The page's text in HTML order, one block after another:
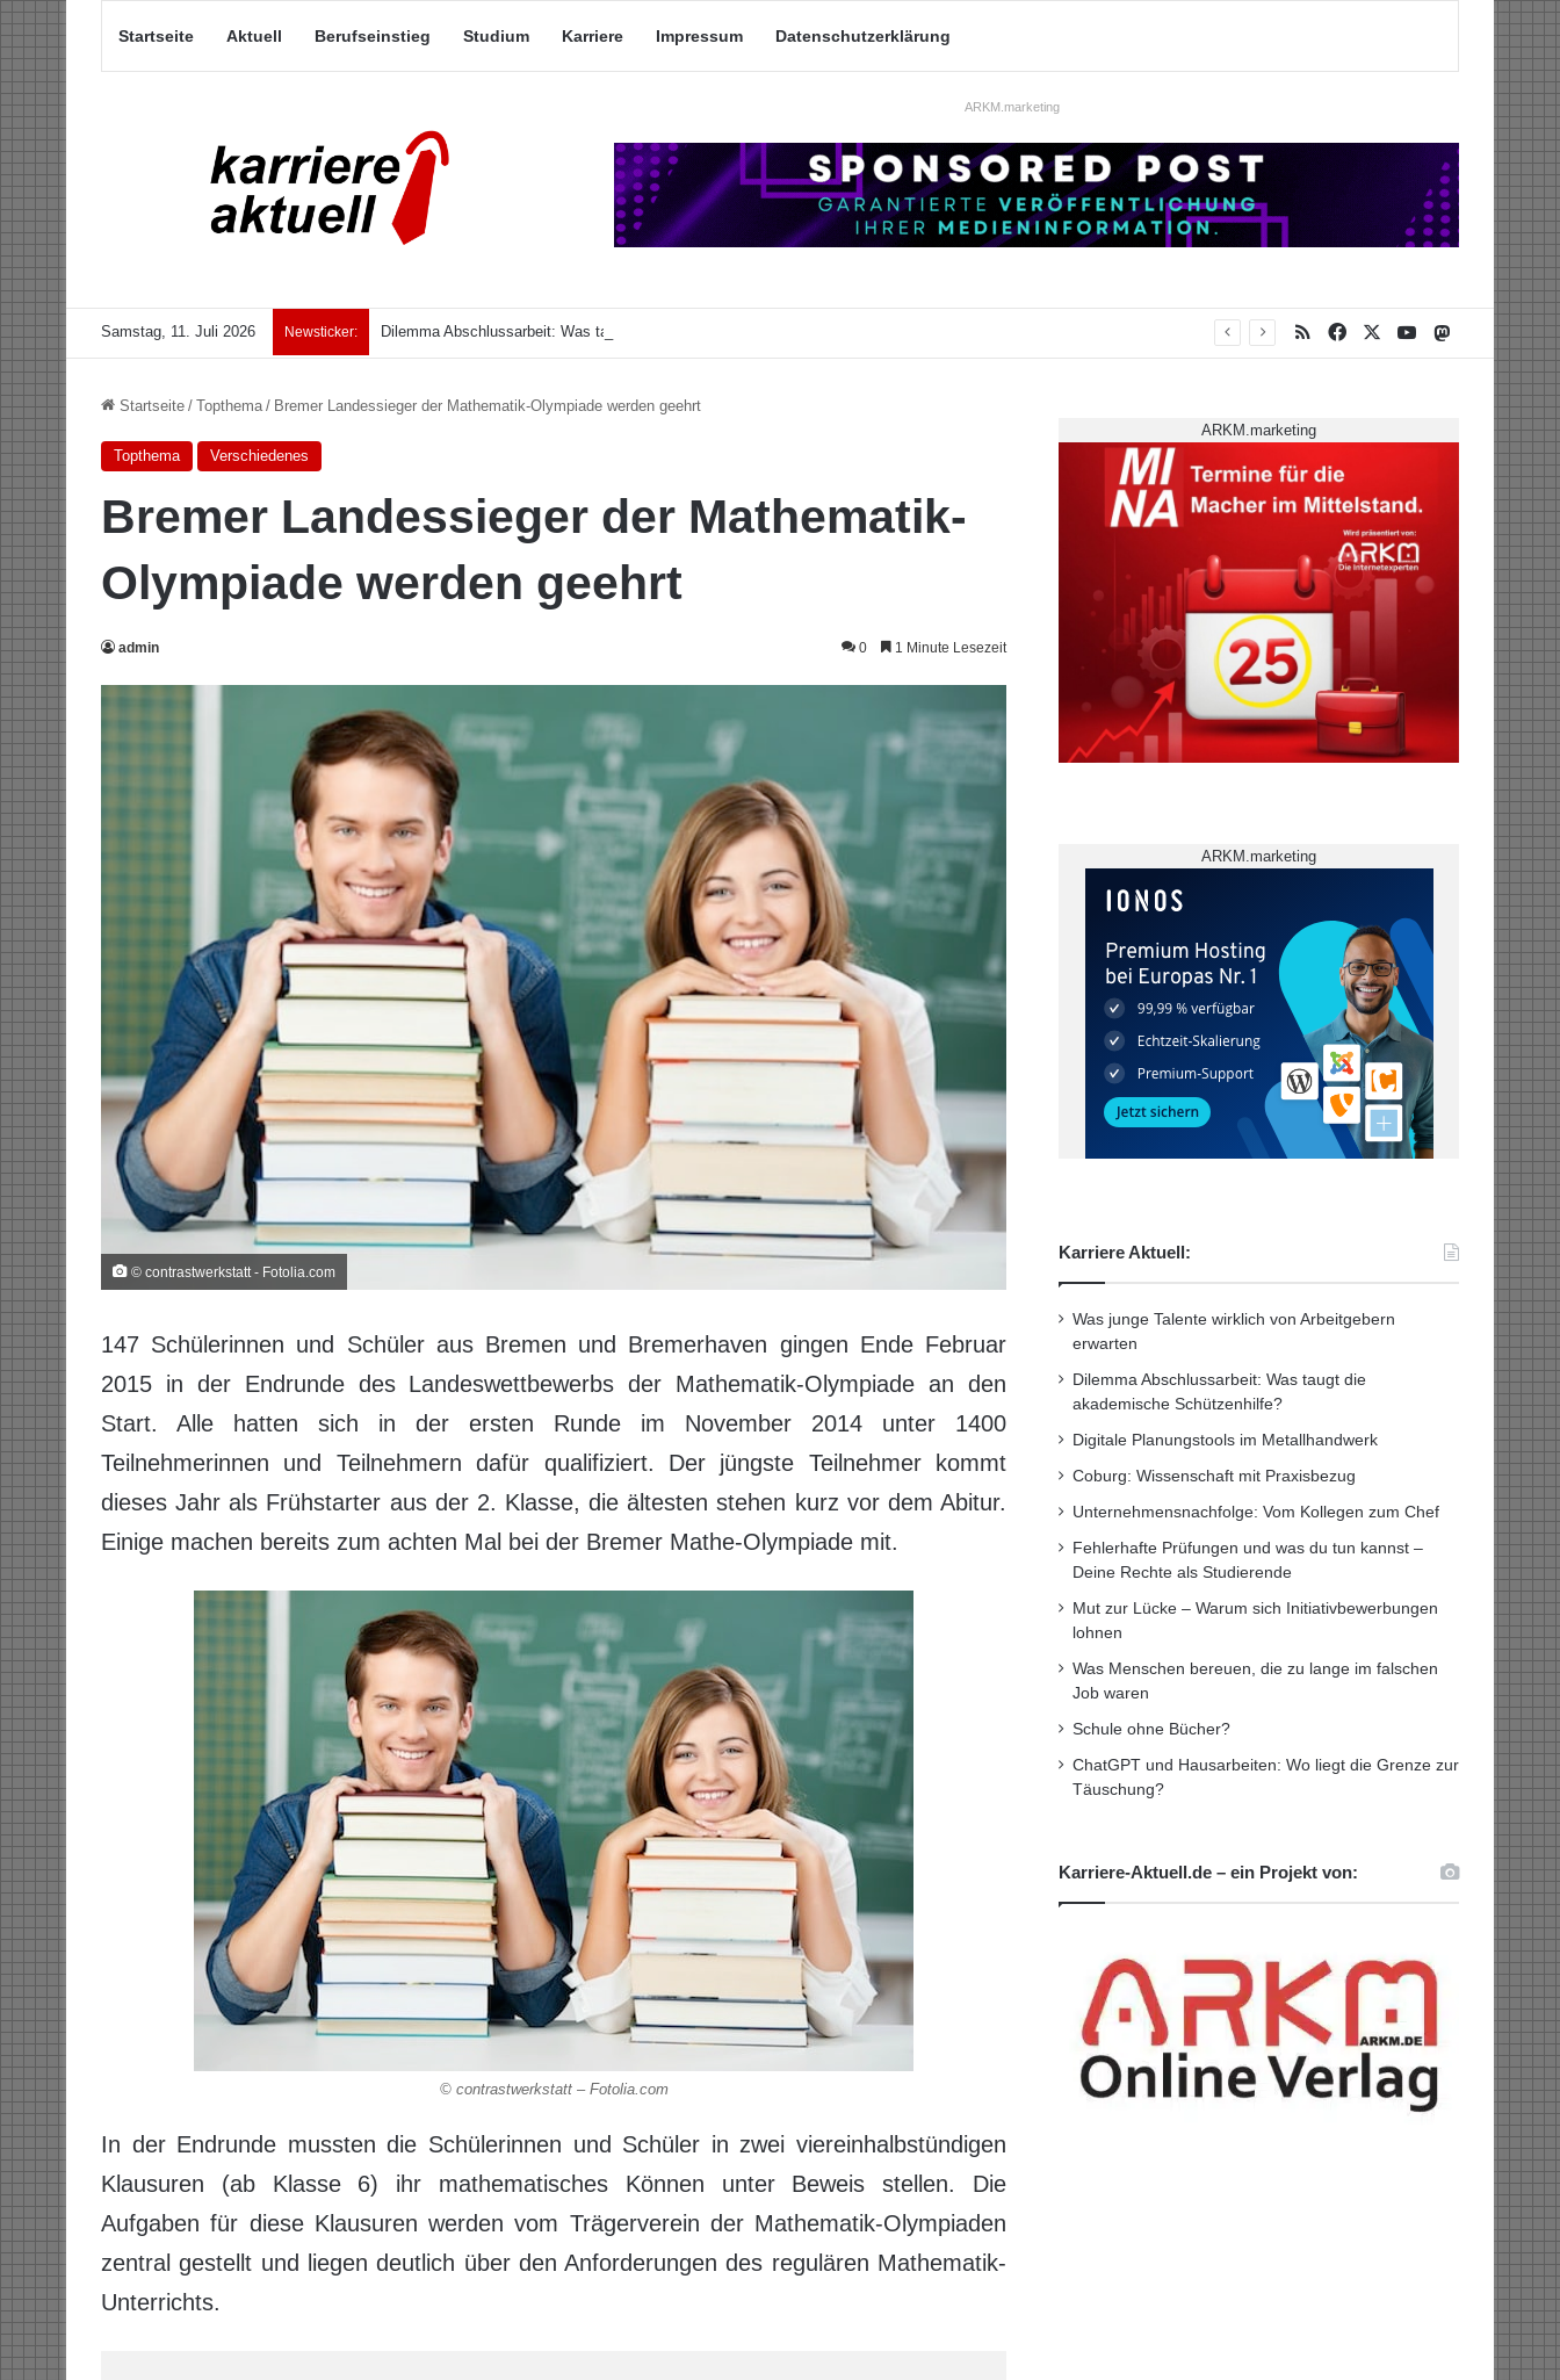
Startseite Aktuell Berufseinstieg Studium Karriere Impressum Datenschutzerklärung
ARKM.marketing
Samstag, 11. Juli 2026 Newsticker: Dilemma Abschlussarbeit: Was taugt die akademische Schützenhilfe? RSS Facebook YouTubeMastodon
Startseite / Topthema / Bremer Landessieger der Mathematik-Olympiade werden geehrt
Topthema Verschiedenes
Bremer Landessieger der Mathematik-
Olympiade werden geehrt
admin 0 1 Minute Lesezeit
© contrastwerkstatt - Fotolia.com
147 Schülerinnen und Schüler aus Bremen und Bremerhaven gingen Ende Februar
2015 in der Endrunde des Landeswettbewerbs der Mathematik-Olympiade an den
Start. Alle hatten sich in der ersten Runde im November 2014 unter 1400
Teilnehmerinnen und Teilnehmern dafür qualifiziert. Der jüngste Teilnehmer kommt
dieses Jahr als Frühstarter aus der 2. Klasse, die ältesten stehen kurz vor dem Abitur.
Einige machen bereits zum achten Mal bei der Bremer Mathe-Olympiade mit.
© contrastwerkstatt – Fotolia.com
In der Endrunde mussten die Schülerinnen und Schüler in zwei viereinhalbstündigen
Klausuren (ab Klasse 6) ihr mathematisches Können unter Beweis stellen. Die
Aufgaben für diese Klausuren werden vom Trägerverein der Mathematik-Olympiaden
zentral gestellt und liegen deutlich über den Anforderungen des regulären Mathematik-
Unterrichts.
ARKM.marketing
ARKM.marketing
Karriere Aktuell:
Was junge Talente wirklich von Arbeitgebern
erwarten
Dilemma Abschlussarbeit: Was taugt die
akademische Schützenhilfe?
Digitale Planungstools im Metallhandwerk
Coburg: Wissenschaft mit Praxisbezug
Unternehmensnachfolge: Vom Kollegen zum Chef
Fehlerhafte Prüfungen und was du tun kannst –
Deine Rechte als Studierende
Mut zur Lücke – Warum sich Initiativbewerbungen
lohnen
Was Menschen bereuen, die zu lange im falschen
Job waren
Schule ohne Bücher?
ChatGPT und Hausarbeiten: Wo liegt die Grenze zur
Täuschung?
Karriere-Aktuell.de – ein Projekt von: